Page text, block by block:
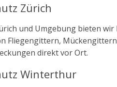
Zürich
und Umgebung bieten
Fliegengittern,
direkt vor Ort.
Winterthur